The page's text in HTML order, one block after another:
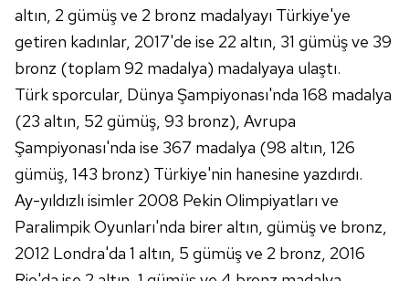
altın, 2 gümüş ve 2 bronz madalyayı Türkiye'ye
getiren kadınlar, 2017'de ise 22 altın, 31 gümüş ve 39
bronz (toplam 92 madalya) madalyaya ulaştı.
Türk sporcular, Dünya Şampiyonası'nda 168 madalya
(23 altın, 52 gümüş, 93 bronz), Avrupa
Şampiyonası'nda ise 367 madalya (98 altın, 126
gümüş, 143 bronz) Türkiye'nin hanesine yazdırdı.
Ay-yıldızlı isimler 2008 Pekin Olimpiyatları ve
Paralimpik Oyunları'nda birer altın, gümüş ve bronz,
2012 Londra'da 1 altın, 5 gümüş ve 2 bronz, 2016